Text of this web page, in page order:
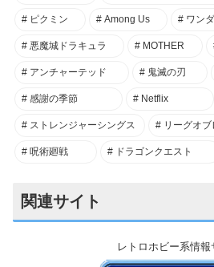
ピクミン Among Us ワン
悪魔城ドラキュラ MOTHER
アンチャーテッド 鬼滅の刃
感謝の季節 Netflix
ストレンジャーシングス リーグオ
呪術廻戦 ドラゴンクエスト
関連サイト
レトロホビー系情報